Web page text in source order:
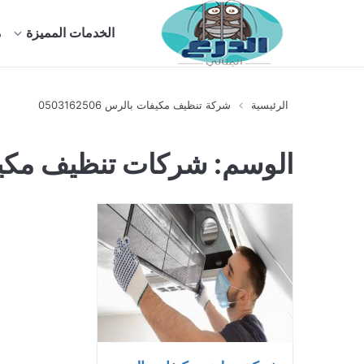
الخدمات المميزة
الرئيسية شركة تنظيف مكيفات بالرس 0503162506
الوسم: شركات تنظيف